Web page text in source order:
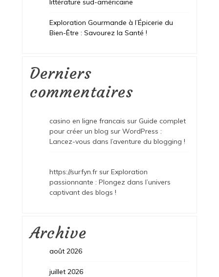
littérature sud-américaine
Exploration Gourmande à l’Épicerie du
Bien-Être : Savourez la Santé !
Derniers
commentaires
casino en ligne francais sur Guide complet
pour créer un blog sur WordPress :
Lancez-vous dans l’aventure du blogging !
https://surfyn.frsur Exploration
passionnante : Plongez dans l’univers
captivant des blogs !
Archive
août 2026
juillet 2026